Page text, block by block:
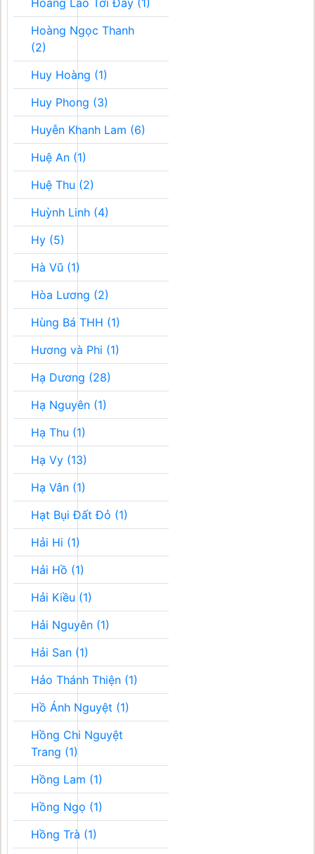
Hoàng Lão Tới Đây (1)
Hoàng Ngọc Thanh
(2)
Huy Hoàng (1)
Huy Phong (3)
Huyễn Khanh Lam (6)
Huệ An (1)
Huệ Thu (2)
Huỳnh Linh (4)
Hy (5)
Hà Vũ (1)
Hòa Lương (2)
Hùng Bá THH (1)
Hương và Phi (1)
Hạ Dương (28)
Hạ Nguyên (1)
Hạ Thu (1)
Hạ Vy (13)
Hạ Vân (1)
Hạt Bụi Đất Đỏ (1)
Hải Hi (1)
Hải Hồ (1)
Hải Kiều (1)
Hải Nguyên (1)
Hải San (1)
Hảo Thánh Thiện (1)
Hồ Ánh Nguyệt (1)
Hồng Chi Nguyệt
Trang (1)
Hồng Lam (1)
Hồng Ngọ (1)
Hồng Trà (1)